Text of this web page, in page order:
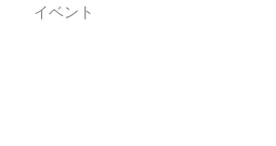
イベント